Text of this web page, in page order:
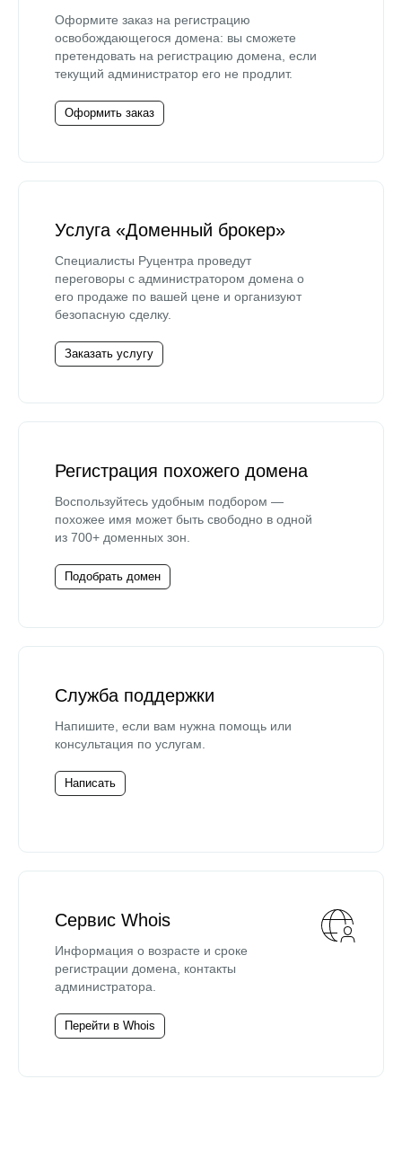
Оформите заказ на регистрацию
освобождающегося домена: вы сможете
претендовать на регистрацию домена, если
текущий администратор его не продлит.
Оформить заказ
Услуга «Доменный брокер»
Специалисты Руцентра проведут
переговоры с администратором домена о
его продаже по вашей цене и организуют
безопасную сделку.
Заказать услугу
Регистрация похожего домена
Воспользуйтесь удобным подбором —
похожее имя может быть свободно в одной
из 700+ доменных зон.
Подобрать домен
Служба поддержки
Напишите, если вам нужна помощь или
консультация по услугам.
Написать
Сервис Whois
Информация о возрасте и сроке
регистрации домена, контакты
администратора.
Перейти в Whois